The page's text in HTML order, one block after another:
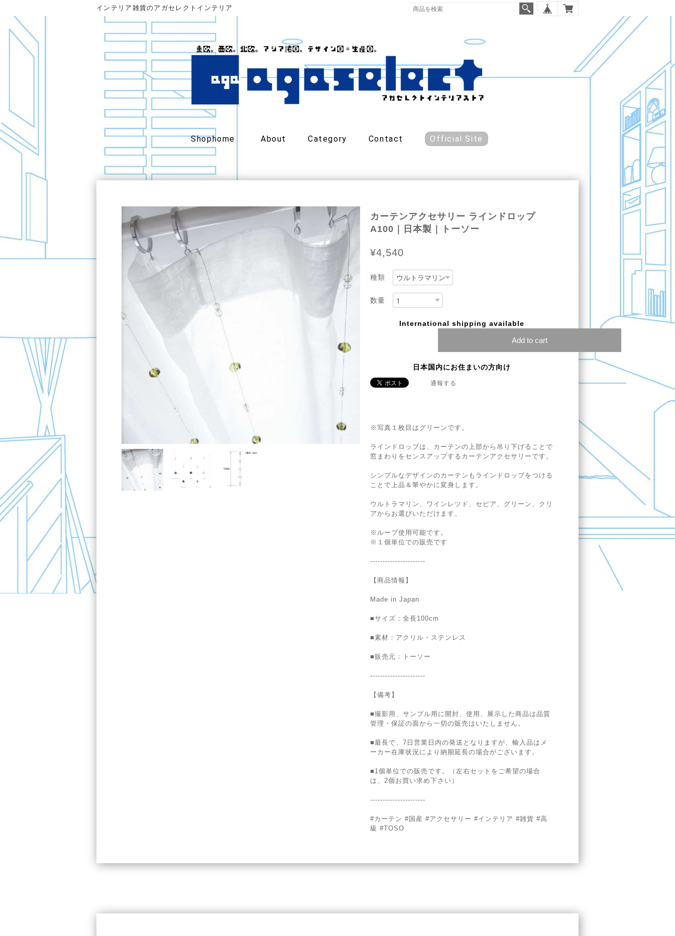
インテリア雑貨のアガセレクトインテリア
Shophome About Category Contact Official Site
カーテンアクセサリー ラインドロップ
A100｜日本製｜トーソー
¥4,540
種類
数量
International shipping available
Add to cart
日本国内にお住まいの方向け
通報する
※写真１枚目はグリーンです。
ラインドロップは、カーテンの上部から吊り下げることで
窓まわりをセンスアップするカーテンアクセサリーです。
シンプルなデザインのカーテンもラインドロップをつける
ことで上品＆華やかに変身します。
ウルトラマリン、ワインレツド、セピア、グリーン、クリ
アからお選びいただけます。
※ループ使用可能です。
※１個単位での販売です
----------------------
【商品情報】
Made in Japan
■サイズ：全長100cm
■素材：アクリル・ステンレス
■販売元：トーソー
----------------------
【備考】
■撮影用、サンプル用に開封、使用、展示した商品は品質
管理・保証の面から一切の販売はいたしません。
■最長で、7日営業日内の発送となりますが、輸入品はメ
ーカー在庫状況により納期延長の場合がございます。
■1個単位での販売です。（左右セットをご希望の場合
は、2個お買い求め下さい）
----------------------
#カーテン #国産 #アクセサリー #インテリア #雑貨 #高
級 #TOSO